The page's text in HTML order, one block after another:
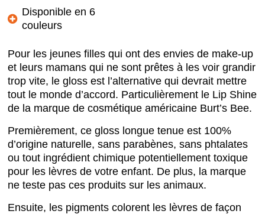
Disponible en 6
couleurs
Pour les jeunes filles qui ont des envies de make-up
et leurs mamans qui ne sont prêtes à les voir grandir
trop vite, le gloss est l’alternative qui devrait mettre
tout le monde d’accord. Particulièrement le Lip Shine
de la marque de cosmétique américaine Burt’s Bee.
Premièrement, ce gloss longue tenue est 100%
d’origine naturelle, sans parabènes, sans phtalates
ou tout ingrédient chimique potentiellement toxique
pour les lèvres de votre enfant. De plus, la marque
ne teste pas ces produits sur les animaux.
Ensuite, les pigments colorent les lèvres de façon